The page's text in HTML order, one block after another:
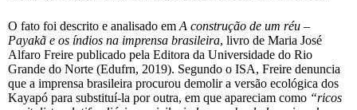
O fato foi descrito e analisado em A construção de um réu –
Payakã e os índios na imprensa brasileira, livro de Maria José
Alfaro Freire publicado pela Editora da Universidade do Rio
Grande do Norte (Edufrn, 2019). Segundo o ISA, Freire denuncia
que a imprensa brasileira procurou demolir a versão ecológica dos
Kayapó para substituí-la por outra, em que apareciam como “ricos